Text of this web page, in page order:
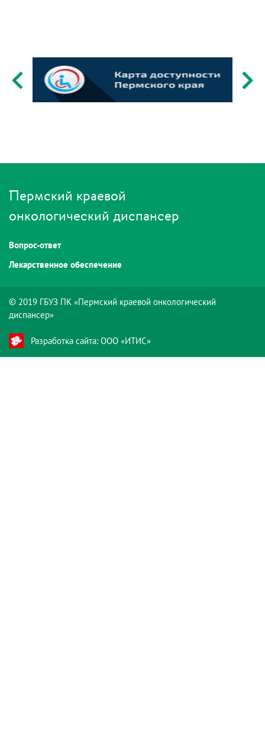
Пермский краевой
онкологический диспансер
Вопрос-ответ
Лекарственное обеспечение
© 2019 ГБУЗ ПК «Пермский краевой онкологический
диспансер»
Разработка сайта: ООО «ИТИС»